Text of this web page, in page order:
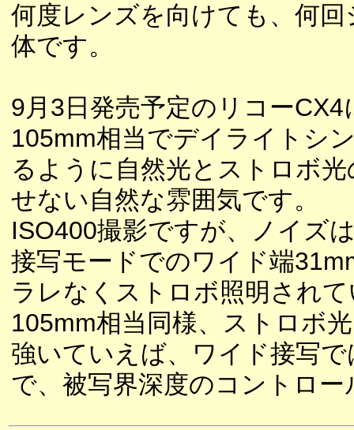
何度レンズを向けても、何
体です。
9月3日発売予定のリコー
105mm相当でデイライトシ
るように自然光とストロボ
せない自然な雰囲気です。
ISO400撮影ですが、ノイズ
接写モードでのワイド端
ラレなくストロボ照明され
105mm相当同様、ストロボ
強いていえば、ワイド接写
で、被写界深度のコントロ